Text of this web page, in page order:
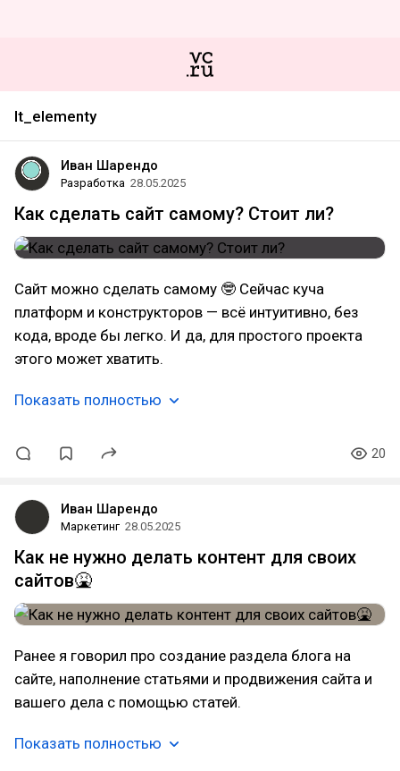
It_elementy
Иван Шарендо
Разработка 28.05.2025
Как сделать сайт самому? Стоит ли?
Сайт можно сделать самому 🤓 Сейчас куча
платформ и конструкторов — всё интуитивно, без
кода, вроде бы легко. И да, для простого проекта
этого может хватить.
Показать полностью
20
Иван Шарендо
Маркетинг 28.05.2025
Как не нужно делать контент для своих
сайтов🤮
Ранее я говорил про создание раздела блога на
сайте, наполнение статьями и продвижения сайта и
вашего дела с помощью статей.
Показать полностью